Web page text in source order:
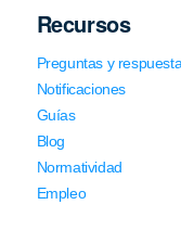
Recursos
Preguntas y
Notificaciones
Guías
Blog
Normatividad
Empleo